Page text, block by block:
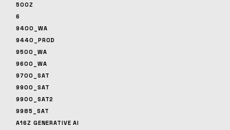
500Z
6
9400_WA
9440_PROD
9500_WA
9600_WA
9700_SAT
9900_SAT
9900_SAT2
9985_SAT
A16Z GENERATIVE AI